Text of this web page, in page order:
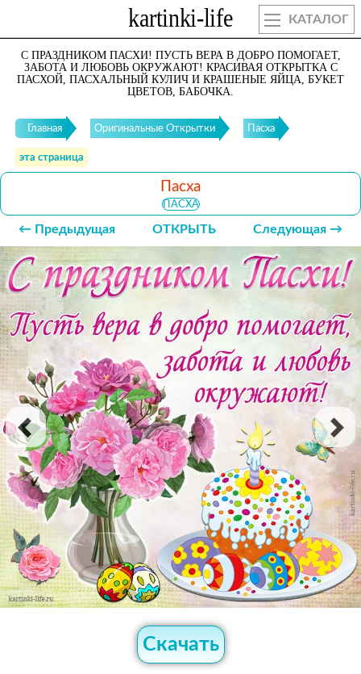
КАТАЛОГ
С ПРАЗДНИКОМ ПАСХИ! ПУСТЬ ВЕРА В ДОБРО ПОМОГАЕТ,
ЗАБОТА И ЛЮБОВЬ ОКРУЖАЮТ! КРАСИВАЯ ОТКРЫТКА С
ПАСХОЙ, ПАСХАЛЬНЫЙ КУЛИЧ И КРАШЕНЫЕ ЯЙЦА, БУКЕТ
ЦВЕТОВ, БАБОЧКА.
Главная Оригинальные Открытки Пасха
эта страница
Пасха
ПАСХА
← Предыдущая ОТКРЫТЬ Следующая →
Скачать